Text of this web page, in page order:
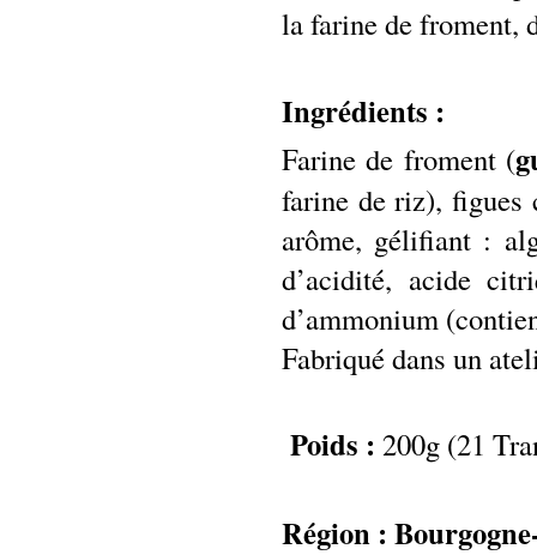
la farine de froment,
Ingrédients :
Farine de froment (
farine de riz), figues
arôme, gélifiant :
d’acidité, acide
d’ammonium
Fabriqué dans un
Poids : 200g (21
Région :